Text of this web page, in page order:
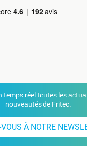
temps réel toutes les
nouveautés de Fritec.
À NOTRE